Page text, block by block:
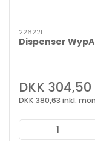
226221
Dispenser
DKK 304,50
DKK 380,63 inkl.